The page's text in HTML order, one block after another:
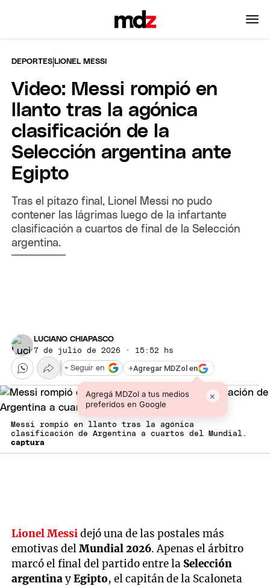
DEPORTES |LIONEL MESSI
Video: Messi rompió en
llanto tras la agónica
clasificación de la
Selección argentina ante
Egipto
Tras el pitazo final, Lionel Messi no pudo
contener las lágrimas luego de la infartante
clasificación a cuartos de final de la Selección
argentina.
LUCIANO CHIAPASCO
7 de julio de 2026 · 15:52 hs
+Agregar MDZol en
Agregá MDZol a tus medios
preferidos en Google
×
+ Seguir en
Messi rompió en llanto tras la agónica
clasificación de Argentina a cuartos del Mundial.
captura
Lionel Messidejó una de las postales más
emotivas delMundial 2026. Apenas el árbitro
marcó el final del partido entre la Selección
argentinayEgipto, el capitán de la Scaloneta